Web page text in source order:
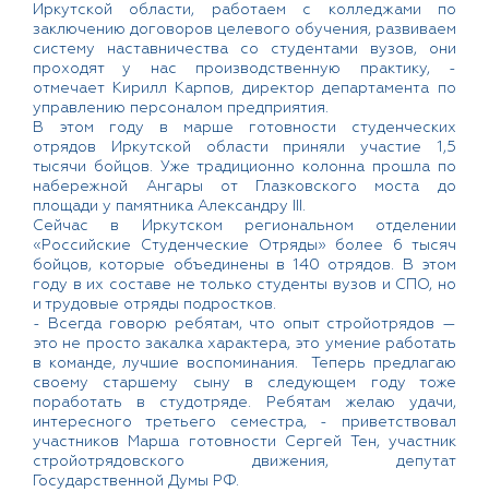
Иркутской области, работаем с колледжами по
заключению договоров целевого обучения, развиваем
систему наставничества со студентами вузов, они
проходят у нас производственную практику, -
отмечает Кирилл Карпов, директор департамента по
управлению персоналом предприятия.
В этом году в марше готовности студенческих
отрядов Иркутской области приняли участие 1,5
тысячи бойцов. Уже традиционно колонна прошла по
набережной Ангары от Глазковского моста до
площади у памятника Александру III.
Сейчас в Иркутском региональном отделении
«Российские Студенческие Отряды» более 6 тысяч
бойцов, которые объединены в 140 отрядов. В этом
году в их составе не только студенты вузов и СПО, но
и трудовые отряды подростков.
- Всегда говорю ребятам, что опыт стройотрядов —
это не просто закалка характера, это умение работать
в команде, лучшие воспоминания. Теперь предлагаю
своему старшему сыну в следующем году тоже
поработать в студотряде. Ребятам желаю удачи,
интересного третьего семестра, - приветствовал
участников Марша готовности Сергей Тен, участник
стройотрядовского движения, депутат
Государственной Думы РФ.